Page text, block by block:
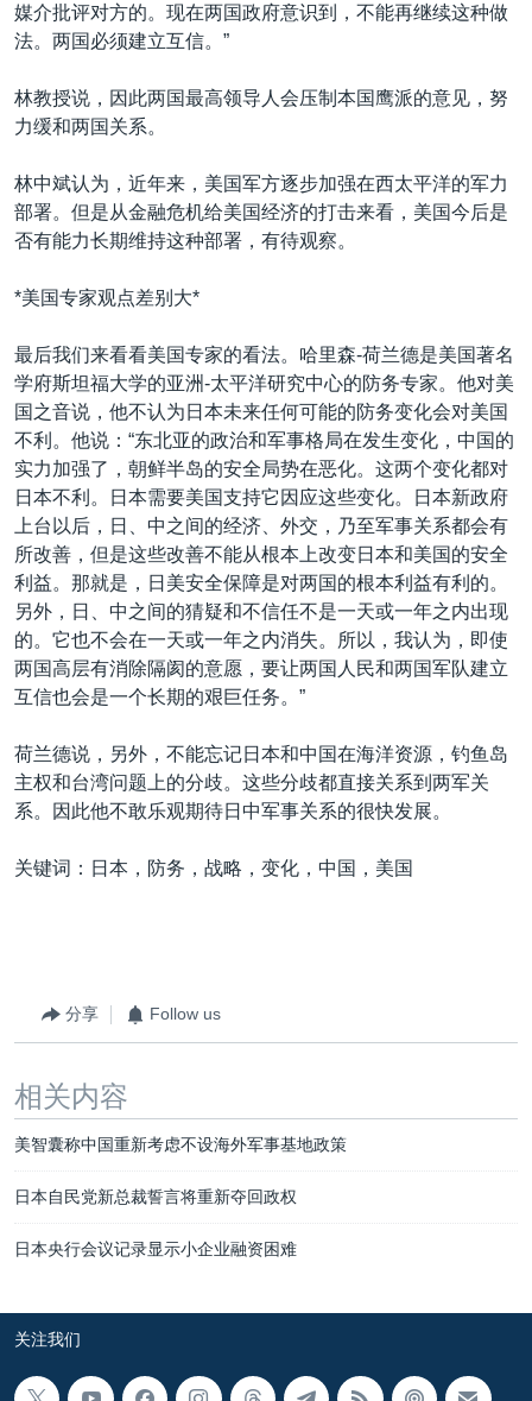
媒介批评对方的。现在两国政府意识到，不能再继续这种做
法。两国必须建立互信。”
林教授说，因此两国最高领导人会压制本国鹰派的意见，努
力缓和两国关系。
林中斌认为，近年来，美国军方逐步加强在西太平洋的军力
部署。但是从金融危机给美国经济的打击来看，美国今后是
否有能力长期维持这种部署，有待观察。
*美国专家观点差别大*
最后我们来看看美国专家的看法。哈里森-荷兰德是美国著名
学府斯坦福大学的亚洲-太平洋研究中心的防务专家。他对美
国之音说，他不认为日本未来任何可能的防务变化会对美国
不利。他说：“东北亚的政治和军事格局在发生变化，中国的
实力加强了，朝鲜半岛的安全局势在恶化。这两个变化都对
日本不利。日本需要美国支持它因应这些变化。日本新政府
上台以后，日、中之间的经济、外交，乃至军事关系都会有
所改善，但是这些改善不能从根本上改变日本和美国的安全
利益。那就是，日美安全保障是对两国的根本利益有利的。
另外，日、中之间的猜疑和不信任不是一天或一年之内出现
的。它也不会在一天或一年之内消失。所以，我认为，即使
两国高层有消除隔阂的意愿，要让两国人民和两国军队建立
互信也会是一个长期的艰巨任务。”
荷兰德说，另外，不能忘记日本和中国在海洋资源，钓鱼岛
主权和台湾问题上的分歧。这些分歧都直接关系到两军关
系。因此他不敢乐观期待日中军事关系的很快发展。
关键词：日本，防务，战略，变化，中国，美国
分享 Follow us
相关内容
美智囊称中国重新考虑不设海外军事基地政策
日本自民党新总裁誓言将重新夺回政权
日本央行会议记录显示小企业融资困难
关注我们